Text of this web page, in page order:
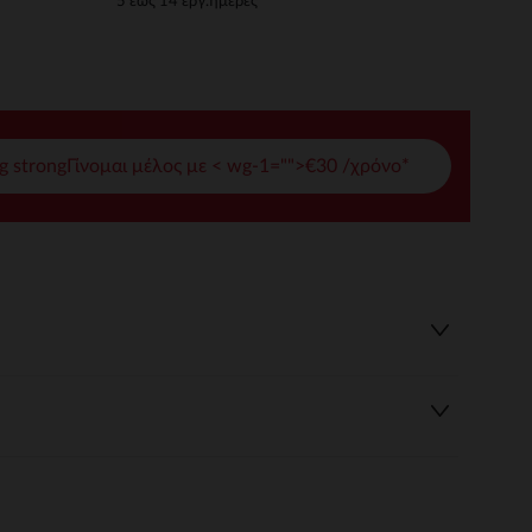
strongΓίνομαι μέλος με < wg-1="">€30 /χρόνο*